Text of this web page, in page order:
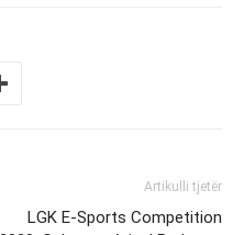
Artikulli tjetër
LGK E-Sports Competition